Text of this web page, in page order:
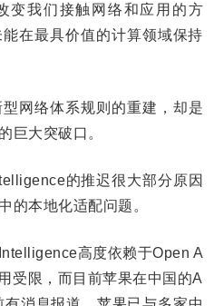
我们接触网络和应用的方
在最具价值的计算领域保持
络体系规则的重建，却是
巨大突破口。
的推迟很大部分原因
的本地化适配问题。
高度依赖于Open A
受限，而目前苹果在中国的A